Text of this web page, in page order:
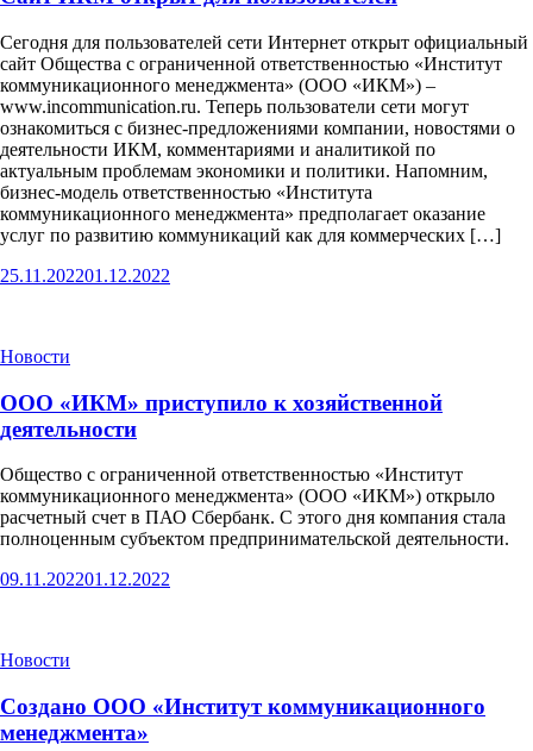
Сегодня для пользователей сети Интернет открыт официальный
сайт Общества с ограниченной ответственностью «Институт
коммуникационного менеджмента» (ООО «ИКМ») –
www.incommunication.ru. Теперь пользователи сети могут
ознакомиться с бизнес-предложениями компании, новостями о
деятельности ИКМ, комментариями и аналитикой по
актуальным проблемам экономики и политики. Напомним,
бизнес-модель ответственностью «Института
коммуникационного менеджмента» предполагает оказание
услуг по развитию коммуникаций как для коммерческих […]
25.11.202201.12.2022
Новости
ООО «ИКМ» приступило к хозяйственной
деятельности
Общество с ограниченной ответственностью «Институт
коммуникационного менеджмента» (ООО «ИКМ») открыло
расчетный счет в ПАО Сбербанк. С этого дня компания стала
полноценным субъектом предпринимательской деятельности.
09.11.202201.12.2022
Новости
Создано ООО «Институт коммуникационного
менеджмента»